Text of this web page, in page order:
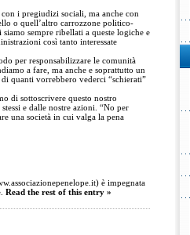
i pregiudizi sociali, ma anche con
o quell’altro carrozzone politico-
sempre ribellati a queste logiche e
così tanto interessate
per responsabilizzare le comunità
a fare, ma anche e soprattutto un
quanti vorrebbero vederci “schierati”
di sottoscrivere questo nostro
e dalle nostre azioni. “No per
una società in cui valga la pena
è impegnata
Read the rest of this entry »